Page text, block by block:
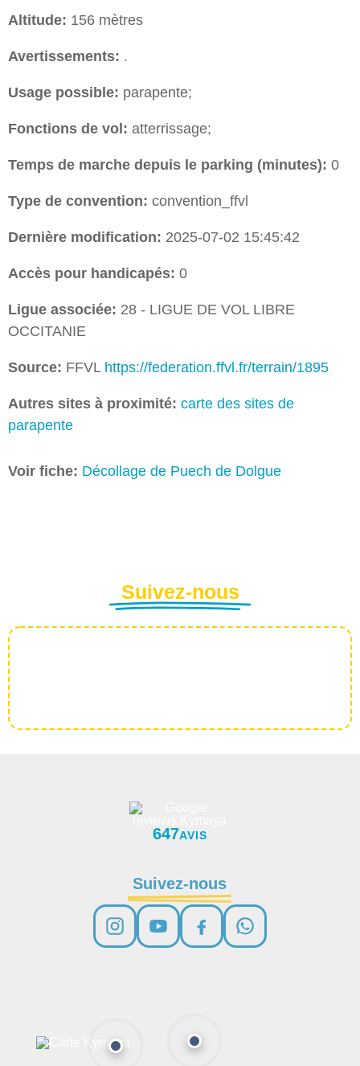
Altitude: 156 mètres
Avertissements: .
Usage possible: parapente;
Fonctions de vol: atterrissage;
Temps de marche depuis le parking (minutes): 0
Type de convention: convention_ffvl
Dernière modification: 2025-07-02 15:45:42
Accès pour handicapés: 0
Ligue associée: 28 - LIGUE DE VOL LIBRE
OCCITANIE
Source: FFVL https://federation.ffvl.fr/terrain/1895
Autres sites à proximité: carte des sites de
parapente
Voir fiche: Décollage de Puech de Dolgue
Suivez-nous
647AVIS
Suivez-nous